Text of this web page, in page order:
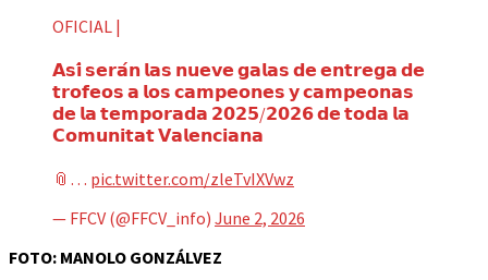
OFICIAL |
𝗔𝘀𝗶́ 𝘀𝗲𝗿𝗮́𝗻 𝗹𝗮𝘀 𝗻𝘂𝗲𝘃𝗲 𝗴𝗮𝗹𝗮𝘀 𝗱𝗲 𝗲𝗻𝘁𝗿𝗲𝗴𝗮 𝗱𝗲
𝘁𝗿𝗼𝗳𝗲𝗼𝘀 𝗮 𝗹𝗼𝘀 𝗰𝗮𝗺𝗽𝗲𝗼𝗻𝗲𝘀 𝘆 𝗰𝗮𝗺𝗽𝗲𝗼𝗻𝗮𝘀
𝗱𝗲 𝗹𝗮 𝘁𝗲𝗺𝗽𝗼𝗿𝗮𝗱𝗮 𝟮𝟬𝟮𝟱/𝟮𝟬𝟮𝟲 𝗱𝗲 𝘁𝗼𝗱𝗮 𝗹𝗮
𝗖𝗼𝗺𝘂𝗻𝗶𝘁𝗮𝘁 𝗩𝗮𝗹𝗲𝗻𝗰𝗶𝗮𝗻𝗮
📎… pic.twitter.com/zleTvIXVwz
— FFCV (@FFCV_info) June 2, 2026
FOTO: MANOLO GONZÁLVEZ